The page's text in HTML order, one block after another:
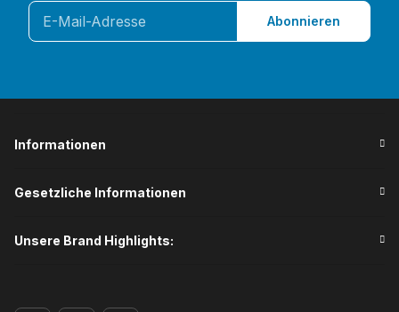
Abonnieren
Informationen
Gesetzliche Informationen
Unsere Brand Highlights: